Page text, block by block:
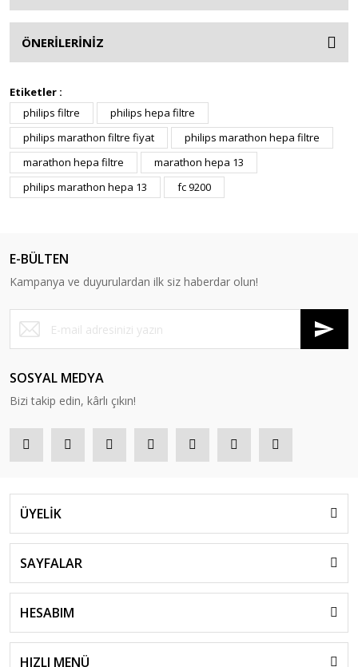
ÖNERİLERİNİZ
Etiketler :
philips filtre
philips hepa filtre
philips marathon filtre fiyat
philips marathon hepa filtre
marathon hepa filtre
marathon hepa 13
philips marathon hepa 13
fc 9200
E-BÜLTEN
Kampanya ve duyurulardan ilk siz haberdar olun!
SOSYAL MEDYA
Bizi takip edin, kârlı çıkın!
ÜYELİK
SAYFALAR
HESABIM
HIZLI MENÜ